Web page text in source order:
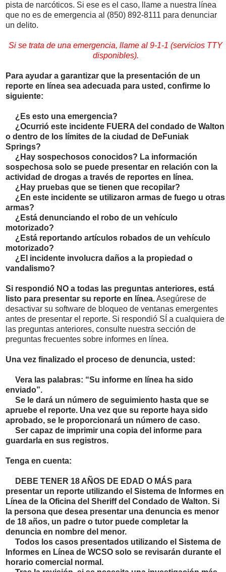
pista de narcóticos. Si ese es el caso, llame a nuestra línea
que no es de emergencia al (850) 892-8111 para denunciar
un delito.
Si se trata de una emergencia, llame al 9-1-1 (servicios TTY
disponibles).
Para ayudar a garantizar que la presentación de un
reporte en línea sea adecuada para usted, confirme lo
siguiente:
¿Es esto una emergencia?
¿Ocurrió este incidente FUERA del condado de Walton
o dentro de los límites de la ciudad de DeFuniak
Springs?
¿Hay sospechosos conocidos? La información
sospechosa solo se puede presentar en relación con la
actividad de drogas a través de reportes en línea.
¿Hay pruebas que se tienen que recopilar?
¿En este incidente se utilizaron armas de fuego u otras
armas?
¿Está denunciando el robo de un vehículo
motorizado?
¿Está reportando artículos robados de un vehículo
motorizado?
¿El incidente involucra daños a la propiedad o
vandalismo?
Si respondió NO a todas las preguntas anteriores, está
listo para presentar su reporte en línea.Asegúrese de
desactivar su software de bloqueo de ventanas emergentes
antes de presentar el reporte. Si respondió SÍ a cualquiera de
las preguntas anteriores, consulte nuestra sección de
preguntas frecuentes sobre informes en línea.
Una vez finalizado el proceso de denuncia, usted:
Vera las palabras: “Su informe en línea ha sido
enviado”.
Se le dará un número de seguimiento hasta que se
apruebe el reporte. Una vez que su reporte haya sido
aprobado, se le proporcionará un número de caso.
Ser capaz de imprimir una copia del informe para
guardarla en sus registros.
Tenga en cuenta:
DEBE TENER 18 AÑOS DE EDAD O MÁS para
presentar un reporte utilizando el Sistema de Informes en
Línea de la Oficina del Sheriff del Condado de Walton. Si
la persona que desea presentar una denuncia es menor
de 18 años, un padre o tutor puede completar la
denuncia en nombre del menor.
Todos los casos presentados utilizando el Sistema de
Informes en Línea de WCSO solo se revisarán durante el
horario comercial normal.